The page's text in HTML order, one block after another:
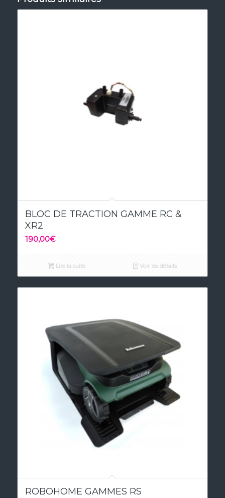
5.00
BLOC DE TRACTION GAMME RC &
XR2
190,00€
Lire la suite Voir les détails
4.50
ROBOHOME GAMMES RS